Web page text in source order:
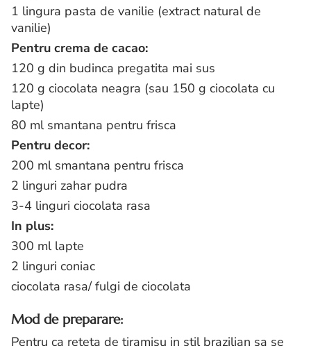
1 lingura pasta de vanilie (extract natural de
vanilie)
Pentru crema de cacao:
120 g din budinca pregatita mai sus
120 g ciocolata neagra (sau 150 g ciocolata cu
lapte)
80 ml smantana pentru frisca
Pentru decor:
200 ml smantana pentru frisca
2 linguri zahar pudra
3-4 linguri ciocolata rasa
In plus:
300 ml lapte
2 linguri coniac
ciocolata rasa/ fulgi de ciocolata
Mod de preparare:
Pentru ca reteta de tiramisu in stil brazilian sa se